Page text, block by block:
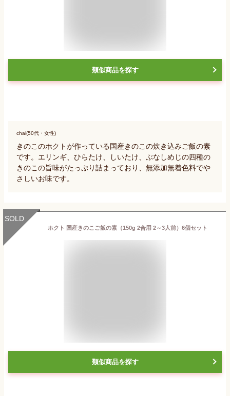
類似商品を探す
chai(50代・女性)
きのこのホクトが作っている国産きのこの炊き込みご飯の素
です。エリンギ、ひらたけ、しいたけ、ぶなしめじの四種の
きのこの旨味がたっぷり詰まっており、無添加無着色料でや
さしいお味です。
SOLD
ホクト 国産きのこご飯の素（150g 2合用 2～3人前）6個セット
類似商品を探す